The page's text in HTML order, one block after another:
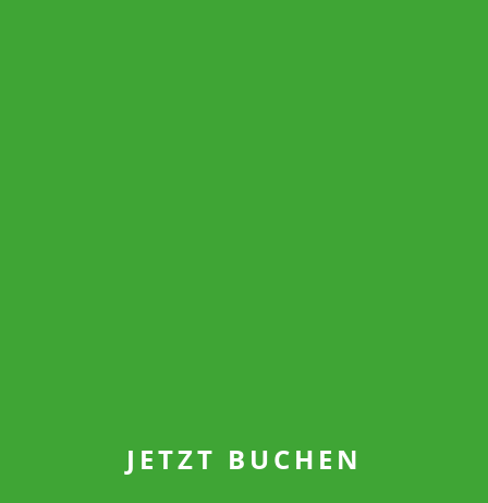
JETZT BUCHEN